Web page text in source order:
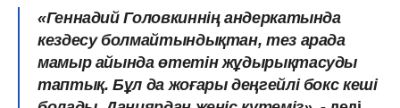
«Геннадий Головкиннің андеркатында
кездесу болмайтындықтан, тез арада
мамыр айында өтетін жұдырықтасуды
таптық. Бұл да жоғары деңгейлі бокс кеші